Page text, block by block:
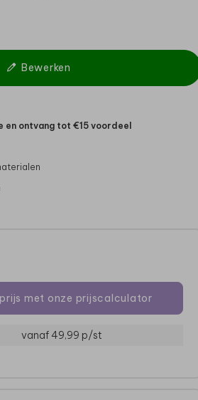
Bewerken
ontvang tot €15 voordeel
prijs met onze prijscalculator
vanaf 49,99 p/st